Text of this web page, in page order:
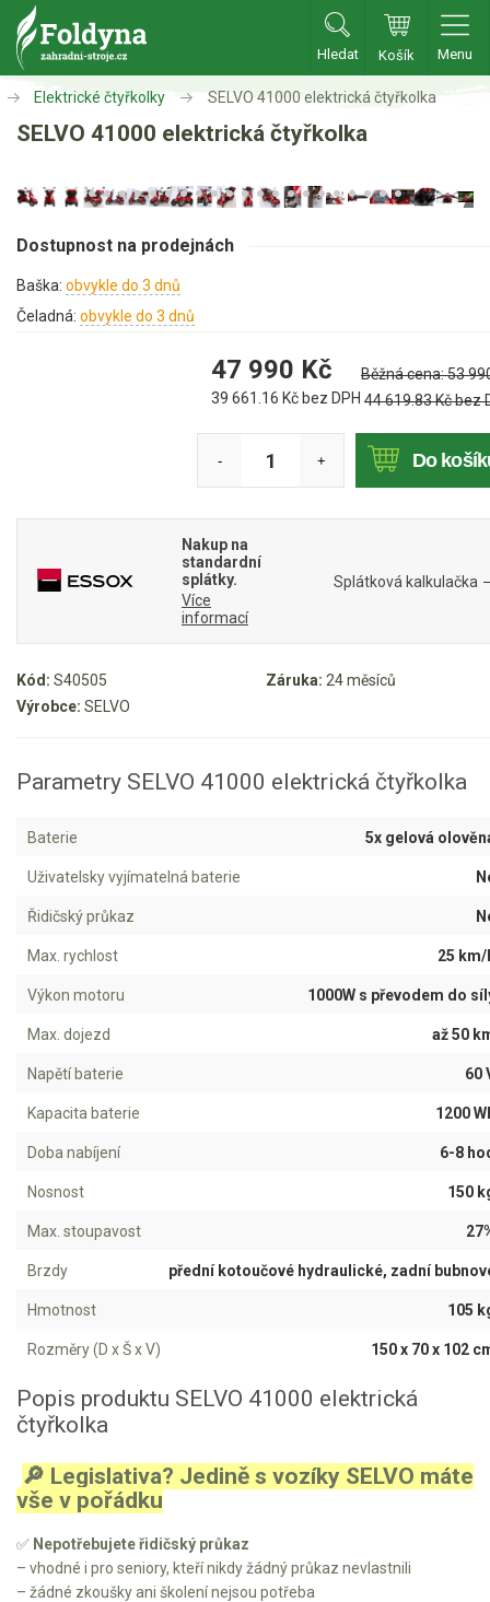
Hledat Košík Menu
Zahradní traktory
Zahradní ridery
Příslušenství
Sekačky
Křovinořezy a vyžínače
Benzínové křovinořezy a vyžínače
Motorové pily
Benzínové pily
Elektrické pily
Jednoruční pily
Vyvětvovací pily
AKU zahradní technika
Aku STIHL
Aku AL-KO
Štípačka na dřevo
VARI
VARI multifunkční nosiče
Sněhové frézy
Vertikutátory
Kultivátory
Nůžky na živý plot
Elektrické čtyřkolky SELVO 41000 elektrická čtyřkolka
SELVO 41000 elektrická čtyřkolka
Kód: S40505 Záruka: 24 měsíců
Výrobce: SELVO
Dostupnost na prodejnách
Baška: obvykle do 3 dnů
Čeladná: obvykle do 3 dnů
47 990 Kč
39 661.16 Kč bez DPH
Běžná cena:53
44 619.83Kč bez
- + Do
Nakup na
standardní
splátky.
Více
informací
Splátková kalkulačka
Parametry SELVO 41000 elektrická čtyřkolka
Baterie 5x gelová
Uživatelsky vyjímatelná baterie
Řidičský průkaz
Max. rychlost 25 km/
Výkon motoru 1000W s převodem do
Max. dojezd až 50
Napětí baterie 60
Kapacita baterie 1200
Doba nabíjení 6-8
Nosnost 150
Max. stoupavost
Brzdy přední kotoučové hydraulické, zadní
Hmotnost 105
Rozměry (D x Š x V) 150 x 70 x 102
Popis produktu SELVO 41000 elektrická
čtyřkolka
🔎 Legislativa? Jedině s vozíky SELVO máte
vše v pořádku
✅ Nepotřebujete řidičský průkaz
– vhodné i pro seniory, kteří nikdy žádný průkaz nevlastnili
– žádné zkoušky ani školení nejsou potřeba